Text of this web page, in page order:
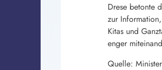
Drese betonte
zur
Kitas und
enger
Quelle: